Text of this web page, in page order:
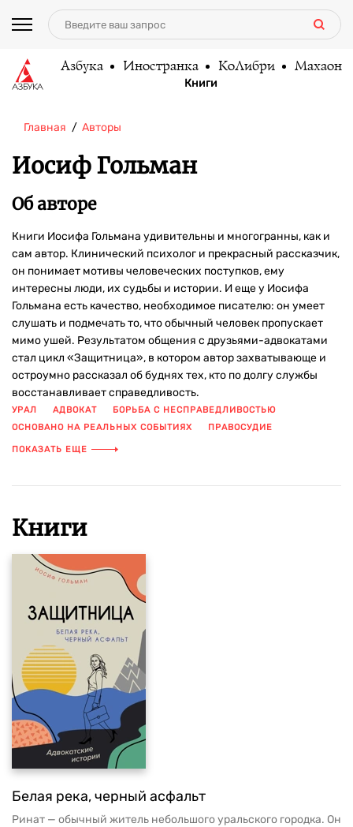
Азбука Иностранка КоЛибри Махаон
Книги
Главная Авторы
Иосиф Гольман
Об авторе
Книги Иосифа Гольмана удивительны и многогранны, как и
сам автор. Клинический психолог и прекрасный рассказчик,
он понимает мотивы человеческих поступков, ему
интересны люди, их судьбы и истории. И еще у Иосифа
Гольмана есть качество, необходимое писателю: он умеет
слушать и подмечать то, что обычный человек пропускает
мимо ушей. Результатом общения с друзьями-адвокатами
стал цикл «Защитница», в котором автор захватывающе и
остроумно рассказал об буднях тех, кто по долгу службы
восстанавливает справедливость.
УРАЛ АДВОКАТ
БОРЬБА С НЕСПРАВЕДЛИВОСТЬЮ
ОСНОВАНО НА РЕАЛЬНЫХ СОБЫТИЯХ
ПРАВОСУДИЕ
РУССКАЯ ЛИТЕРАТУРА
ПОКАЗАТЬ ЕЩЕ
Книги
Белая река, черный асфальт
Ринат — обычный житель небольшого уральского городка. Он